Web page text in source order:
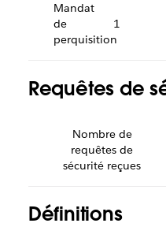
Mandat
de
perquisition
1
Requêtes de
Nombre de
requêtes de
sécurité reçues
Définitions